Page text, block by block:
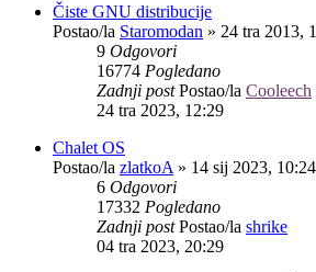
Čiste GNU distribucije
Postao/la Staromodan » 24 tra 2013,
9 Odgovori
16774 Pogledano
Zadnji postPostao/la Cooleech
24 tra 2023, 12:29
Chalet OS
Postao/la zlatkoA » 14 sij 2023, 10:24
6 Odgovori
17332 Pogledano
Zadnji postPostao/la shrike
04 tra 2023, 20:29